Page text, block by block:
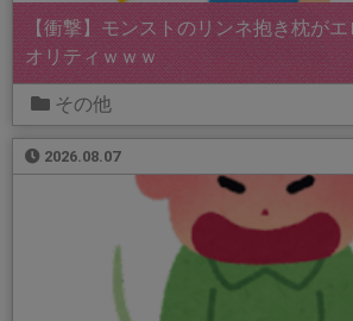
【衝撃】モンストのリンネ抱き枕が
オリティｗｗｗ
その他
2026.08.07